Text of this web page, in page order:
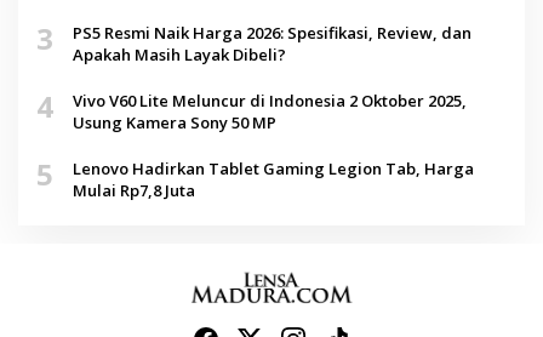
3
PS5 Resmi Naik Harga 2026: Spesifikasi, Review, dan
Apakah Masih Layak Dibeli?
4
Vivo V60 Lite Meluncur di Indonesia 2 Oktober 2025,
Usung Kamera Sony 50 MP
5
Lenovo Hadirkan Tablet Gaming Legion Tab, Harga
Mulai Rp7,8 Juta